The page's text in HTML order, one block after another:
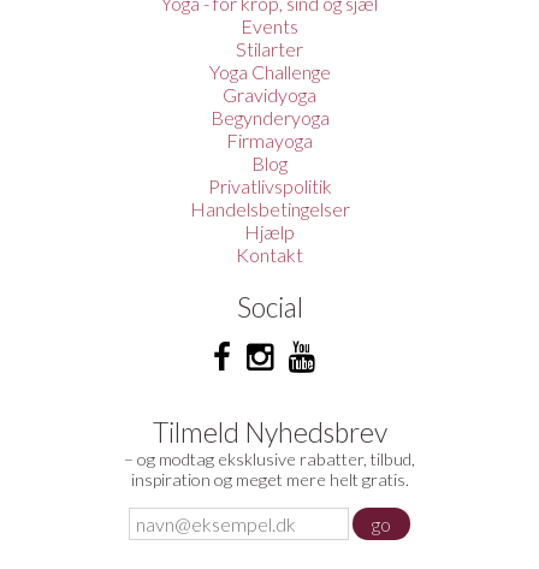
Events
Stilarter
Yoga Challenge
Gravidyoga
Begynderyoga
Firmayoga
Blog
Privatlivspolitik
Handelsbetingelser
Hjælp
Kontakt
Social
Tilmeld Nyhedsbrev
– og modtag eksklusive rabatter, tilbud,
inspiration og meget mere helt gratis.